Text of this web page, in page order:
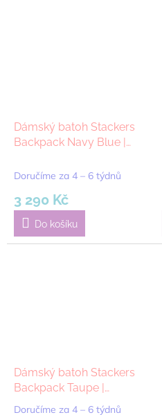
Dámský batoh Stackers
Backpack Navy Blue |
Doručíme za 4 – 6 týdnů
3 290 Kč
Do košíku
Dámský batoh Stackers
Backpack Taupe |
šedobéžová
Průměrné
Doručíme za 4 – 6 týdnů